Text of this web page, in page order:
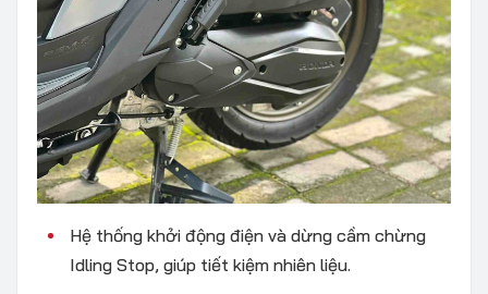
Hệ thống khởi động điện và dừng cầm chừng
Idling Stop, giúp tiết kiệm nhiên liệu.